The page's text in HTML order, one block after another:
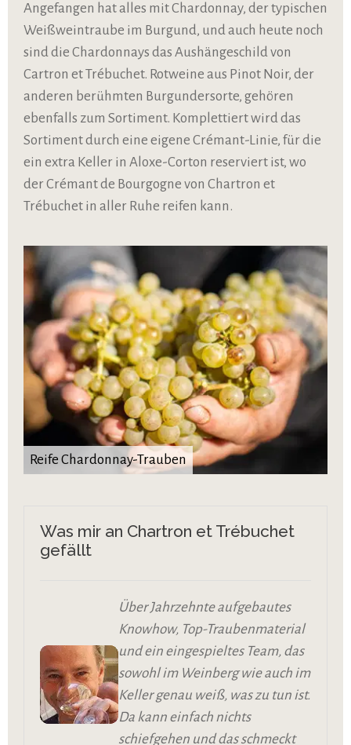
Angefangen hat alles mit Chardonnay, der typischen
Weißweintraube im Burgund, und auch heute noch
sind die Chardonnays das Aushängeschild von
Cartron et Trébuchet. Rotweine aus Pinot Noir, der
anderen berühmten Burgundersorte, gehören
ebenfalls zum Sortiment. Komplettiert wird das
Sortiment durch eine eigene Crémant-Linie, für die
ein extra Keller in Aloxe-Corton reserviert ist, wo
der Crémant de Bourgogne von Chartron et
Trébuchet in aller Ruhe reifen kann.
Reife Chardonnay-Trauben
Was mir an Chartron et Trébuchet
gefällt
Über Jahrzehnte aufgebautes
Knowhow, Top-Traubenmaterial
und ein eingespieltes Team, das
sowohl im Weinberg wie auch im
Keller genau weiß, was zu tun ist.
Da kann einfach nichts
schiefgehen und das schmeckt